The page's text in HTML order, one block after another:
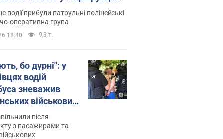
склала адмінпротокол.
події прибули патрульні поліцейські
оперативна група
18:40 9,3 т.
бо дурні": у
водій
зневажив
військових
Відео
після
з пасажирами та